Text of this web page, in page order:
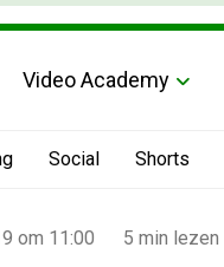
Video Academy
Social Shorts
om 11:00 5 min lezen